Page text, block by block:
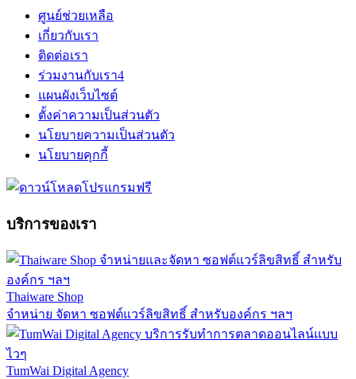
ศูนย์ช่วยเหลือ
เกี่ยวกับเรา
ติดต่อเรา
ร่วมงานกับเรา4
แผนผังเว็บไซต์
ตั้งค่าความเป็นส่วนตัว
นโยบายความเป็นส่วนตัว
นโยบายคุกกี้
บริการของเรา
Thaiware Shop
จำหน่าย จัดหา ซอฟต์แวร์ลิขสิทธิ์ สำหรับองค์กร ฯลฯ
TumWai Digital Agency